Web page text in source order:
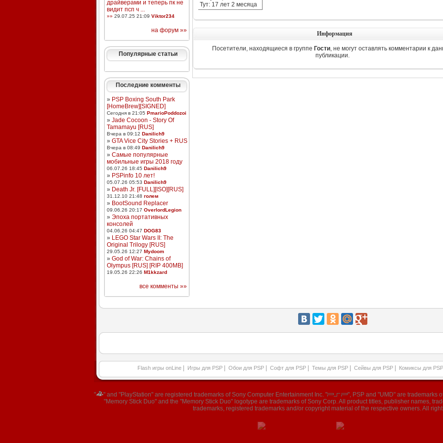
драйверами и теперь пк не
видит псп ч ...
»» 29.07.25 21:09 Viktor234
на форум »»
Популярные статьи
Последние комменты
» PSP Boxing South Park
[HomeBrew][SIGNED]
Сегодня в 21:05 PmarioPoddozoi
» Jade Cocoon - Story Of
Tamamayu [RUS]
Вчера в 09:12 Danilich9
» GTA Vice City Stories + RUS
Вчера в 08:49 Danilich9
» Самые популярные
мобильные игры 2018 году
06.07.26 18:45 Danilich9
» PSPinfo 10 лет!
05.07.26 05:53 Danilich9
» Death Jr. [FULL][ISO][RUS]
31.12.10 21:48 голем
» BootSound Replacer
09.06.26 20:17 OverlordLegion
» Эпоха портативных
консолей
04.06.26 04:47 DOG83
» LEGO Star Wars II: The
Original Trilogy [RUS]
29.05.26 12:27 Mydoom
» God of War: Chains of
Olympus [RUS] [RIP 400MB]
19.05.26 22:26 M1kkzard
все комменты »»
Тут: 17 лет 2 месяцa
Информация
Посетители, находящиеся в группе Гости, не могут оставлять комментарии к
публикации.
Flash игры onLine Игры для PSP Обои для PSP Софт для PSP Темы для PSP Сейвы для PSP Комиксы для PSP
" " and "PlayStation" are registered trademarks of Sony Computer Entertainment Inc. "
", PSP and "UMD" are trademarks
"Memory Stick Duo" and the "Memory Stick Duo" logotype are trademarks of Sony Corp. All product titles, publisher names,
trademarks, registered trademarks and/or copyright material of the respective owners. All